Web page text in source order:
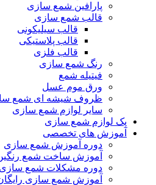
پارافین شمع سازی
قالب شمع سازی
قالب سیلیکونی
قالب پلاستیکی
قالب فلزی
رنگ شمع سازی
فیتیله شمع
ورق موم عسل
ظروف شیشه ای شمع
سایر لوازم شمع سازی
پک لوازم شمع سازی
آموزش های تخصصی
دوره آموزش شمع سازی
آموزش ساخت شمع
دوره مشکلات شمع سازی
آموزش شمع سازی رایگان در ۱۵دقیقه +